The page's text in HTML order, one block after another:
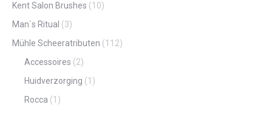
Kent Salon Brushes (10)
Man`s Ritual (3)
Mühle Scheeratributen (112)
Accessoires (2)
Huidverzorging (1)
Rocca (1)